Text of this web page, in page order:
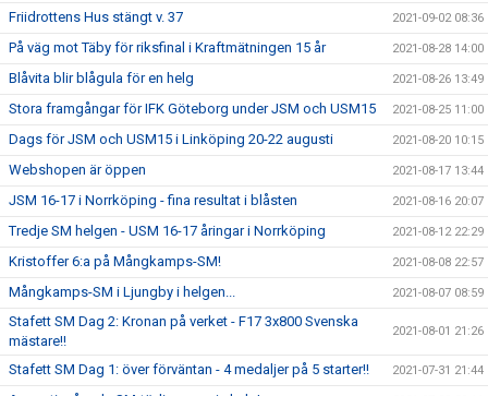
Friidrottens Hus stängt v. 37 2021-09-02 08:36
På väg mot Täby för riksfinal i Kraftmätningen 15 år 2021-08-28 14:00
Blåvita blir blågula för en helg 2021-08-26 13:49
Stora framgångar för IFK Göteborg under JSM och USM15 2021-08-25 11:00
Dags för JSM och USM15 i Linköping 20-22 augusti 2021-08-20 10:15
Webshopen är öppen 2021-08-17 13:44
JSM 16-17 i Norrköping - fina resultat i blåsten 2021-08-16 20:07
Tredje SM helgen - USM 16-17 åringar i Norrköping 2021-08-12 22:29
Kristoffer 6:a på Mångkamps-SM! 2021-08-08 22:57
Mångkamps-SM i Ljungby i helgen... 2021-08-07 08:59
Stafett SM Dag 2: Kronan på verket - F17 3x800 Svenska
mästare!!
2021-08-01 21:26
Stafett SM Dag 1: över förväntan - 4 medaljer på 5 starter!! 2021-07-31 21:44